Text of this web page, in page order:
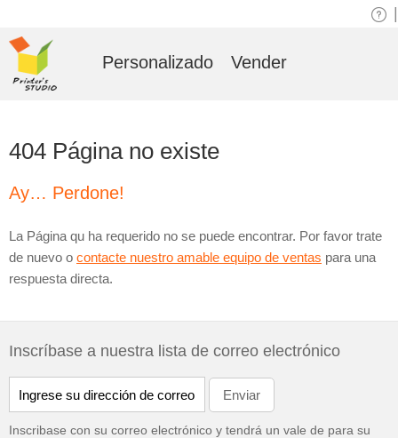
404 Página no existe
Ay… Perdone!
La Página qu ha requerido no se puede encontrar. Por favor trate
de nuevo o contacte nuestro amable equipo de ventas para una
respuesta directa.
Inscríbase a nuestra lista de correo electrónico
Inscribase con su correo electrónico y tendrá un vale de para su
Personalizado Vender